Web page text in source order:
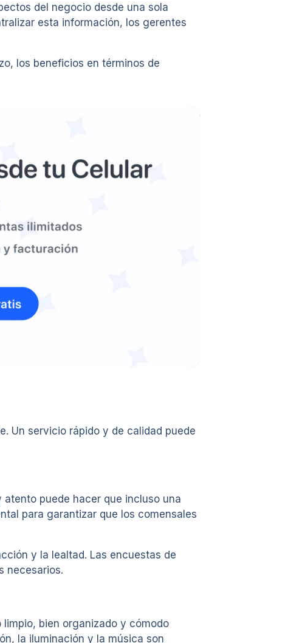
del negocio desde una sola
esta información, los gerentes
los beneficios en términos de
Un servicio rápido y de calidad puede
puede hacer que incluso una
para garantizar que los comensales
y la lealtad. Las encuestas de
necesarios.
bien organizado y cómodo
la iluminación y la música son